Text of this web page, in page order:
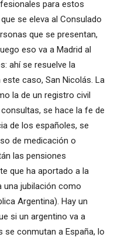
para estos
se eleva al Consulado
que se presentan,
eso va a Madrid al
ahí se resuelve la
caso, San Nicolás. La
la de un registro civil
se hace la fe de
de los españoles, se
de medicación o
las pensiones
que ha aportado a la
una jubilación como
Argentina). Hay un
si un argentino va a
se conmutan a España, lo